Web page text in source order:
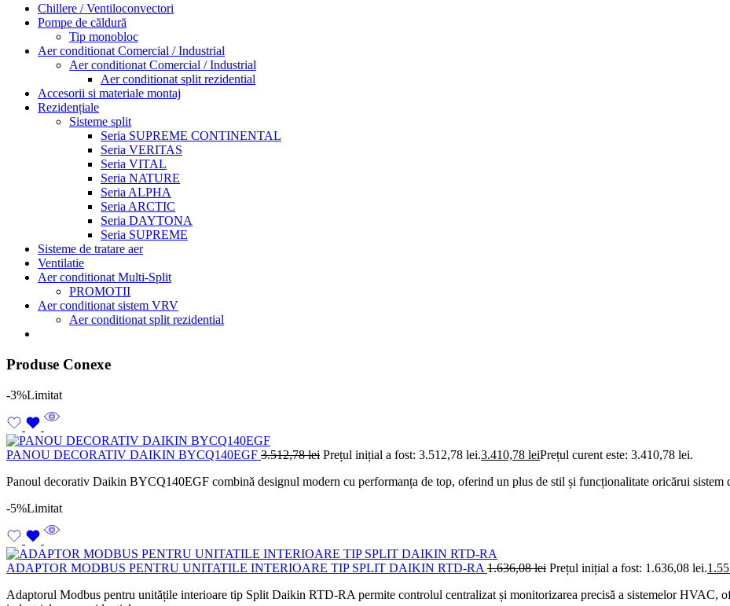
Chillere / Ventiloconvectori
Pompe de căldură
Tip monobloc
Aer conditionat Comercial / Industrial
Aer conditionat Comercial / Industrial
Aer conditionat split rezidential
Accesorii si materiale montaj
Rezidențiale
Sisteme split
Seria SUPREME CONTINENTAL
Seria VERITAS
Seria VITAL
Seria NATURE
Seria ALPHA
Seria ARCTIC
Seria DAYTONA
Seria SUPREME
Sisteme de tratare aer
Ventilatie
Aer conditionat Multi-Split
PROMOTII
Aer conditionat sistem VRV
Aer conditionat split rezidential
Produse Conexe
-3%Limitat
PANOU DECORATIV DAIKIN BYCQ140EGF 3.512,78lei Prețul inițial a fost: 3.512,78 lei.3.410,78 leiPrețul curent este: 3.410,78 lei.
Panoul decorativ Daikin BYCQ140EGF combină designul modern cu performanța de top, oferind un plus de stil și funcționalitate oricărui sistem
-5%Limitat
ADAPTOR MODBUS PENTRU UNITATILE INTERIOARE TIP SPLIT DAIKIN RTD-RA 1.636,08lei Prețul inițial a fost: 1.636,08 lei.
Adaptorul Modbus pentru unitățile interioare tip Split Daikin RTD-RA permite controlul centralizat și monitorizarea precisă a sistemelor HVAC,